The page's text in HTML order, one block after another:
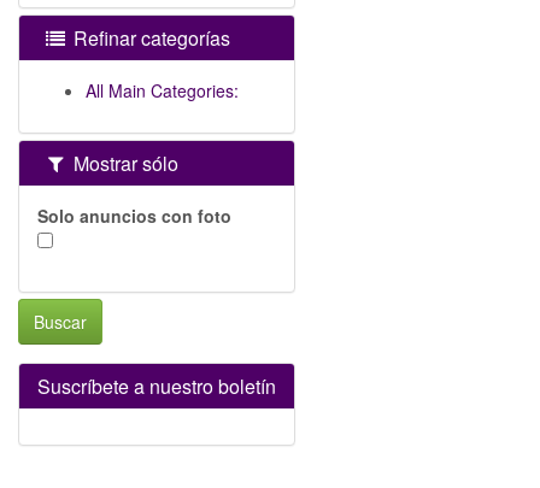
Refinar categorías
All Main Categories:
Mostrar sólo
Solo anuncios con foto
Buscar
Suscríbete a nuestro boletín